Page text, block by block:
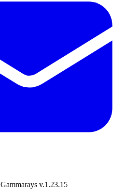
Gammarays v.1.23.15